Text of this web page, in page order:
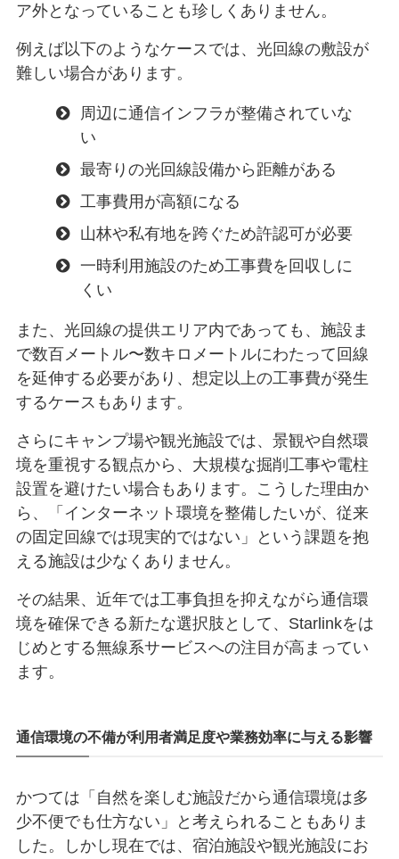
ア外となっていることも珍しくありません。
例えば以下のようなケースでは、光回線の敷設が
難しい場合があります。
周辺に通信インフラが整備されていな
い
最寄りの光回線設備から距離がある
工事費用が高額になる
山林や私有地を跨ぐため許認可が必要
一時利用施設のため工事費を回収しに
くい
また、光回線の提供エリア内であっても、施設ま
で数百メートル〜数キロメートルにわたって回線
を延伸する必要があり、想定以上の工事費が発生
するケースもあります。
さらにキャンプ場や観光施設では、景観や自然環
境を重視する観点から、大規模な掘削工事や電柱
設置を避けたい場合もあります。こうした理由か
ら、「インターネット環境を整備したいが、従来
の固定回線では現実的ではない」という課題を抱
える施設は少なくありません。
その結果、近年では工事負担を抑えながら通信環
境を確保できる新たな選択肢として、Starlinkをは
じめとする無線系サービスへの注目が高まってい
ます。
通信環境の不備が利用者満足度や業務効率に与える影響
かつては「自然を楽しむ施設だから通信環境は多
少不便でも仕方ない」と考えられることもありま
した。しかし現在では、宿泊施設や観光施設にお